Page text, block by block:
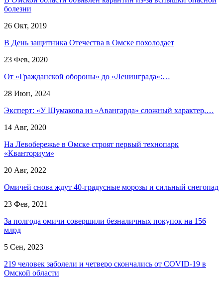
болезни
26 Окт, 2019
В День защитника Отечества в Омске похолодает
23 Фев, 2020
От «Гражданской обороны» до «Ленинграда»:…
28 Июн, 2024
Эксперт: «У Шумакова из «Авангарда» сложный характер,…
14 Авг, 2020
На Левобережье в Омске строят первый технопарк
«Кванториум»
20 Авг, 2022
Омичей снова ждут 40-градусные морозы и сильный снегопад
23 Фев, 2021
За полгода омичи совершили безналичных покупок на 156
млрд
5 Сен, 2023
219 человек заболели и четверо скончались от COVID-19 в
Омской области